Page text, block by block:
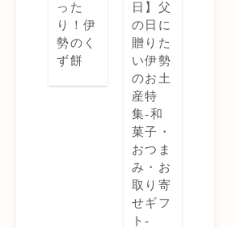
った
り！伊
勢のく
ず餅
日】父
の日に
贈りた
い伊勢
のお土
産特
集-和
菓子・
おつま
み・お
取り寄
せギフ
ト-